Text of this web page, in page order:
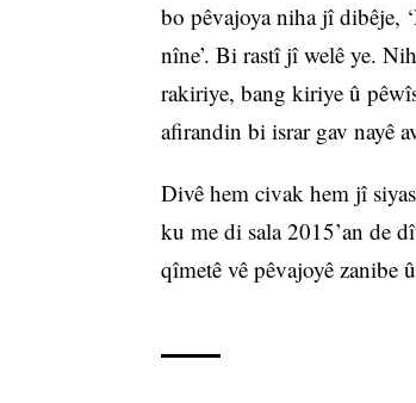
bo pêvajoya niha jî dibêje,
nîne’. Bi rastî jî welê ye.
rakiriye, bang kiriye û
afirandin bi israr gav nayê
Divê hem civak hem jî
ku me di sala 2015’an de
qîmetê vê pêvajoyê